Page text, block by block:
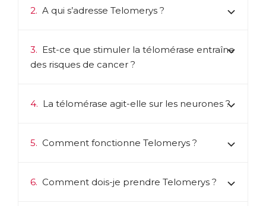
sur le cerveau et les fonctions cognitives, notamment la
Telomerys est donc une formule anti-âge complète, qui
agit non seulement sur les causes du vieillissement
cellulaire mais aussi sur ses conséquences.
EAN :
3401560242560
2. A qui s’adresse Telomerys ?
3. Est-ce que stimuler la télomérase entraîne
des risques de cancer ?
4. La télomérase agit-elle sur les neurones ?
5. Comment fonctionne Telomerys ?
6. Comment dois-je prendre Telomerys ?